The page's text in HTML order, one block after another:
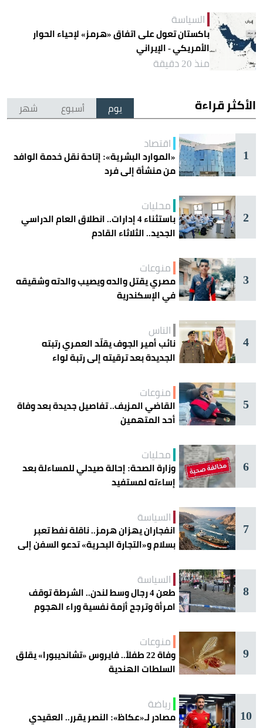
السياسة
باكستان تعول على اتفاق «هرمز» لإحياء الحوار
الأمريكي - الإيراني
منذ 20 دقيقة
الأكثر قراءة يوم أسبوع شهر
1
اقتصاد
«الموارد البشرية»: إتاحة نقل خدمة الوافد
من منشأة إلى فرد
2
محليات
باستثناء 4 إدارات.. انطلاق العام الدراسي
الجديد.. الثلاثاء القادم
3
منوعات
مصري يقتل والده ويصيب والدته وشقيقه
في الإسكندرية
4
الناس
نائب أمير الجوف يقلّد العمري رتبته
الجديدة بعد ترقيته إلى رتبة لواء
5
منوعات
القاضي المزيف.. تفاصيل جديدة بعد وفاة
أحد المتهمين
6
محليات
وزارة الصحة: إحالة صيدلي للمساءلة بعد
إساءته لمستفيد
7
السياسة
انفجاران يهزان هرمز.. ناقلة نفط تعبر
بسلام و«التجارة البحرية» تدعو السفن إلى
8
السياسة
طعن 4 رجال وسط لندن.. الشرطة توقف
امرأة وترجح أزمة نفسية وراء الهجوم
9
منوعات
وفاة 22 طفلاً.. فايروس «تشانديبورا» يقلق
السلطات الهندية
10
رياضة
مصادر لـ«عكاظ»: النصر يقرر.. العقيدي